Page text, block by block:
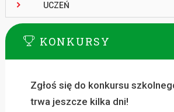
UCZEŃ
KONKURSY
Zgłoś się do konkursu
trwa jeszcze kilka dni!